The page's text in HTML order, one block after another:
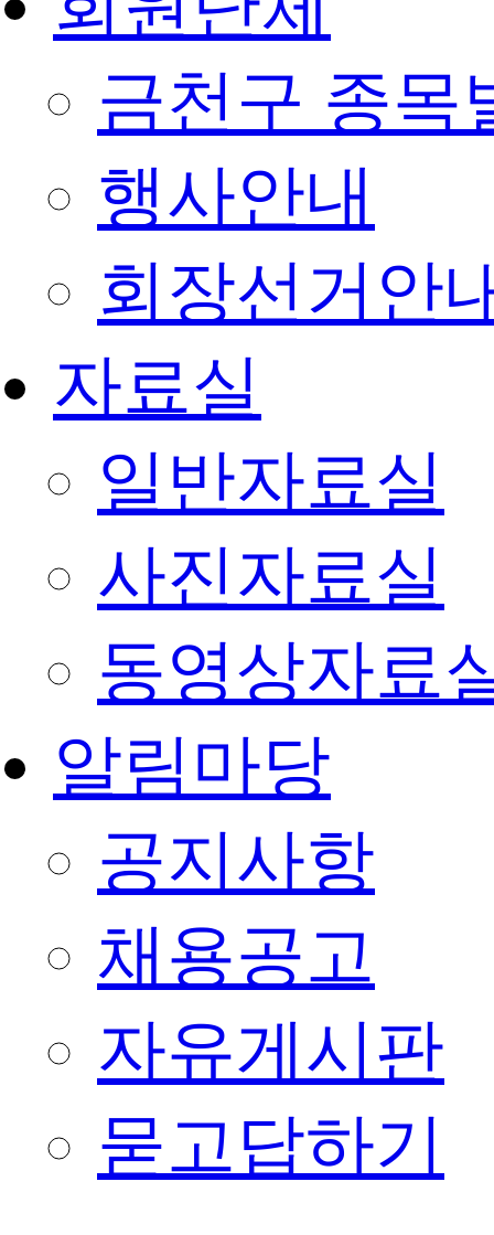
금천구 종목
행사안내
회장선거안
자료실
일반자료실
사진자료실
동영상자료
알림마당
공지사항
채용공고
자유게시판
묻고답하기